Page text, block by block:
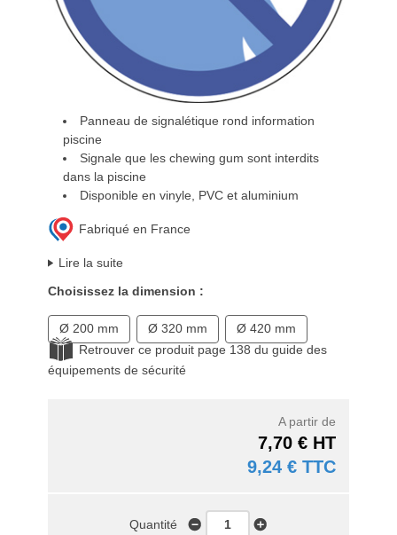
Panneau de signalétique rond information
piscine
Signale que les chewing gum sont interdits
dans la piscine
Disponible en vinyle, PVC et aluminium
Fabriqué en France
Lire la suite
Choisissez la dimension :
Ø 200 mm Ø 320 mm
Ø 420 mm
Retrouver ce produit page 138 du guide des
équipements de sécurité
A partir de
7,70 € HT
9,24 € TTC
Quantité